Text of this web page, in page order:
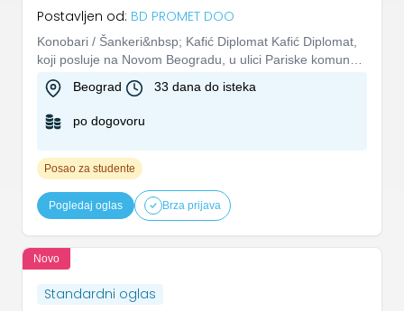
Postavljen od: BD PROMET DOO
Konobari / Šankeri&nbsp; Kafić Diplomat Kafić Diplomat,
koji posluje na Novom Beogradu, u ulici Pariske komune
57, širi...
Beograd 33 dana do isteka
po dogovoru
Posao za studente
Pogledaj oglas Brza prijava
Novo
Standardni oglas